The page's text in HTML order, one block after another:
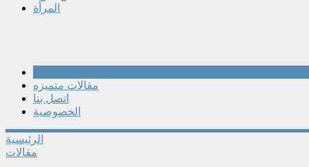
المرأة
مقالات متميزه
اتصل بنا
الخصوصية
الرئيسية
مقالات